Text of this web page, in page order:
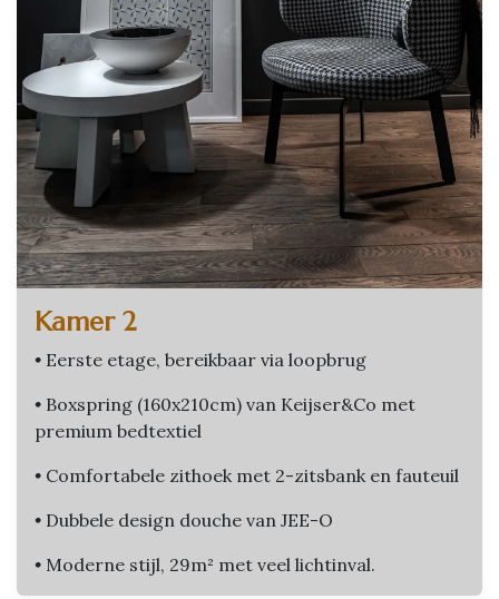
Kamer 2
• Eerste etage, bereikbaar via loopbrug
• Boxspring (160x210cm) van Keijser&Co met
premium bedtextiel
• Comfortabele zithoek met 2-zitsbank en fauteuil
• Dubbele design douche van JEE-O
• Moderne stijl, 29m² met veel lichtinval.